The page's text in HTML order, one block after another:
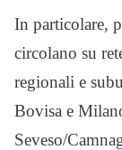
In particolare,
circolano su
regionali e
Bovisa e
Seveso/